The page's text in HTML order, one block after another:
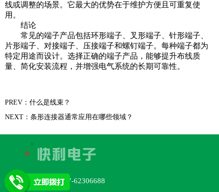
线或调整的场景。它最大的优势在于维护方便且可重复使
用。
结论
常见的端子产品包括环形端子、叉形端子、针形端子、
片形端子、对接端子、压接端子和螺钉端子。每种端子都为
特定用途而设计。选择正确的端子产品，能够提升布线质
量、简化安装流程，并增强电气系统的长期可靠性。
PREV：什么是线束？
NEXT：条形连接器通常应用在哪些领域？
TEL：+86-577-62306688